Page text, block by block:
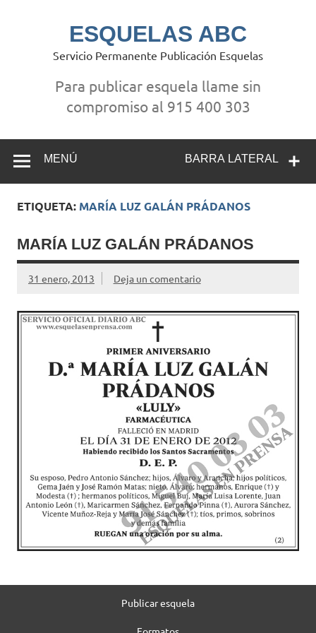
ESQUELAS ABC
Servicio Permanente Publicación Esquelas
Para publicar esquela llame sin
compromiso al 915 400 303
BARRA LATERAL
MENÚ
ETIQUETA: MARÍA LUZ GALÁN PRÁDANOS
MARÍA LUZ GALÁN PRÁDANOS
31 enero, 2013 Deja un comentario
Publicar esquela